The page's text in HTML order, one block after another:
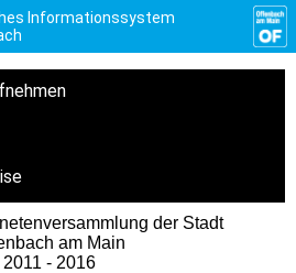
Informationssystem
der Stadt
am Main
2011 - 2016